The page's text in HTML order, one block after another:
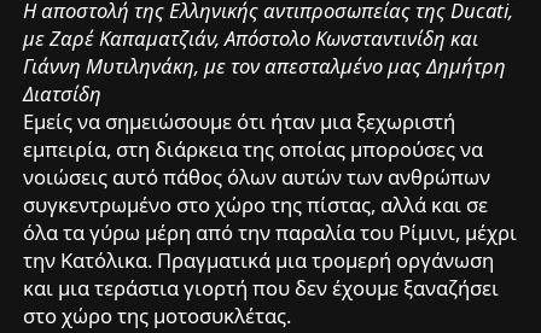
Η αποστολή της Ελληνικής αντιπροσωπείας της Ducati,
με Ζαρέ Καπαματζιάν, Απόστολο Κωνσταντινίδη και
Γιάννη Μυτιληνάκη, με τον απεσταλμένο μας Δημήτρη
Διατσίδη
Εμείς να σημειώσουμε ότι ήταν μια ξεχωριστή
εμπειρία, στη διάρκεια της οποίας μπορούσες να
νοιώσεις αυτό πάθος όλων αυτών των ανθρώπων
συγκεντρωμένο στο χώρο της πίστας, αλλά και σε
όλα τα γύρω μέρη από την παραλία του Ρίμινι, μέχρι
την Κατόλικα. Πραγματικά μια τρομερή οργάνωση
και μια τεράστια γιορτή που δεν έχουμε ξαναζήσει
στο χώρο της μοτοσυκλέτας.